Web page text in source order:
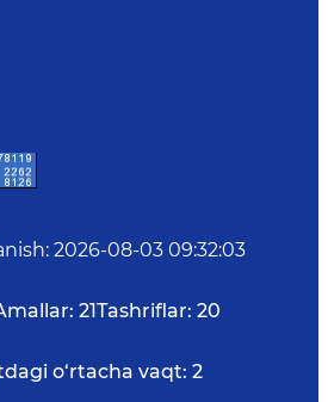
: 2026-08-03 09:32:03
21Tashriflar: 20
o‘rtacha vaqt: 2